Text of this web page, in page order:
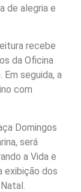
de alegria e
recebe
da Oficina
seguida, a
com
Domingos
será
a Vida e
exibição dos